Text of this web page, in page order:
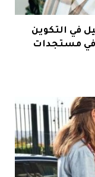
في التكوين
في مستجدات